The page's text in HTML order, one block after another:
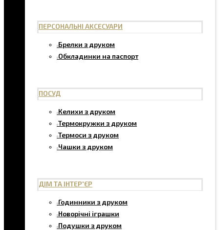
ПЕРСОНАЛЬНІ АКСЕСУАРИ
Брелки з друком
Обкладинки на паспорт
ПОСУД
Келихи з друком
Термокружки з друком
Термоси з друком
Чашки з друком
ДІМ ТА ІНТЕР'ЄР
Годинники з друком
Новорічні іграшки
Подушки з друком